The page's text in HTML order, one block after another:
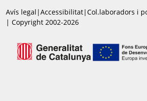
Avís legal |Accessibilitat|Col.laboradors i
| Copyright 2002-2026